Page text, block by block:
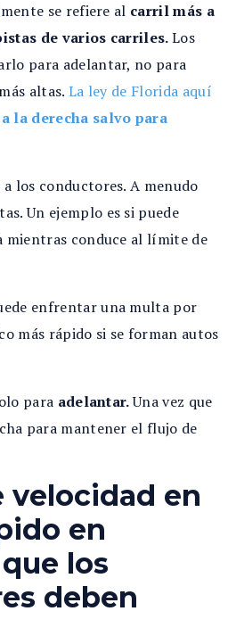
se refiere al carril más a
de varios carriles.Los
para adelantar, no para
altas. La ley de Florida aquí
la derecha salvo para
los conductores. A menudo
Un ejemplo es si puede
mientras conduce al límite de
enfrentar una multa por
más rápido si se forman autos
para adelantar.Una vez que
para mantener el flujo de
velocidad en
en
los
deben